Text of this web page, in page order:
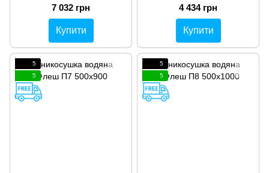
7 032 грн
Купити
4 434 грн
Купити
5
5
5
5